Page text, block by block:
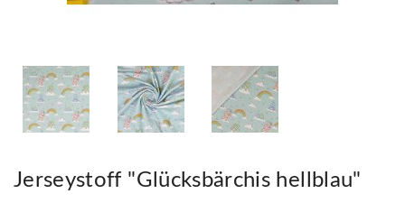
Jerseystoff "Glücksbärchis hellblau"